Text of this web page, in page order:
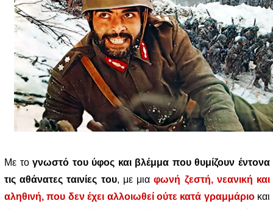
Με τογνωστό του ύφος και βλέμμα που θυμίζουν έντονα
τις αθάνατες ταινίες του, με μιαφωνή ζεστή, νεανική και
αληθινή, που δεν έχει αλλοιωθεί ούτε κατά γραμμάριο και